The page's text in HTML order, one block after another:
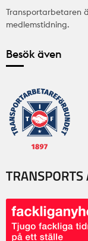
Transportarbetaren
medlemstidning.
Besök även